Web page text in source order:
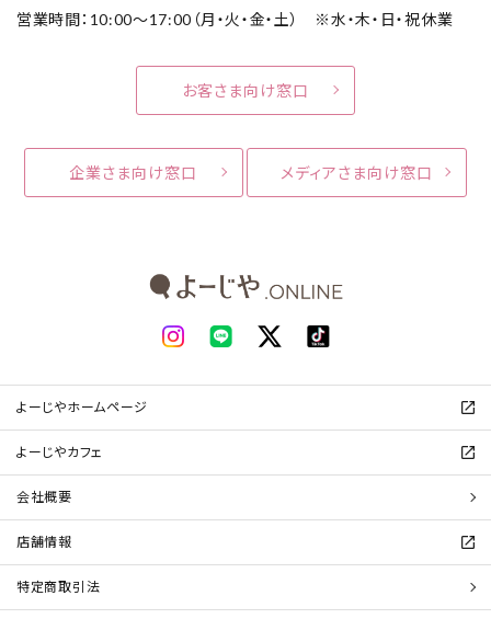
営業時間：10:00～17:00（月・火・金・土） ※水・木・日・祝休業
お客さま向け窓口
企業さま向け窓口 メディアさま向け窓口
よーじやホームページ
よーじやカフェ
会社概要
店舗情報
特定商取引法